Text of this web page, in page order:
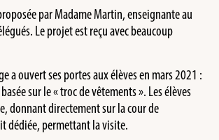
par Madame Martin, enseignante au
Le projet est reçu avec beaucoup
a ouvert ses portes aux élèves en mars 2021 :
sur le « troc de vêtements ». Les élèves
donnant directement sur la cour de
dédiée, permettant la visite.